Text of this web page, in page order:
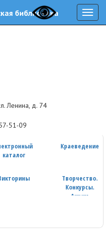
библиотека
Ленина, д. 74
51-09
каталог
Краеведение
Творчество.
Конкурсы.
Акции